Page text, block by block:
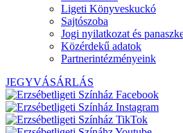
Ligeti Könyveskuckó
Sajtószoba
Jogi nyilatkozat és
Közérdekű adatok
Partnerintézményeink
JEGYVÁSÁRLÁS